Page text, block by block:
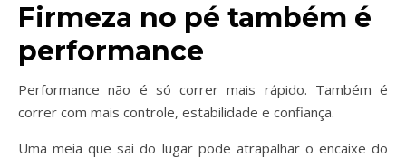
Firmeza no pé também é
performance
Performance não é só correr mais rápido. Também é
correr com mais controle, estabilidade e confiança.
Uma meia que sai do lugar pode atrapalhar o encaixe do